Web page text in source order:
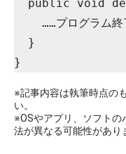
public void
……プログラム終
}
}
※記事内容は執筆時点の
い。
※OSやアプリ、ソフト
法が異なる可能性があり